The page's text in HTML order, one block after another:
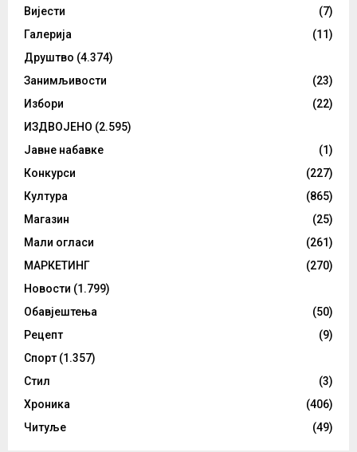
Вијести
(7)
Галерија
(11)
Друштво (4.374)
Занимљивости
(23)
Избори
(22)
ИЗДВОЈЕНО (2.595)
Јавне набавке
(1)
Конкурси
(227)
Култура
(865)
Магазин
(25)
Мали огласи
(261)
МАРКЕТИНГ
(270)
Новости (1.799)
Обавјештења
(50)
Рецепт
(9)
Спорт (1.357)
Стил
(3)
Хроника
(406)
Читуље
(49)